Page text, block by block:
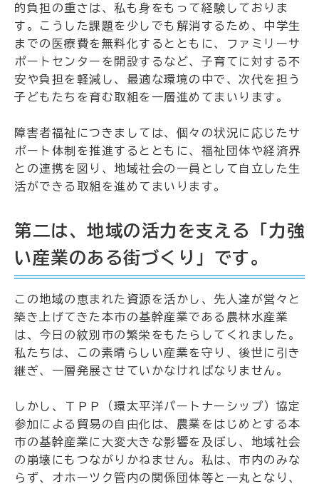
的負担の重さは、私も身をもって経験しておりま
す。こうした課題を少しでも解消するため、中学生
までの医療費を無料化するとともに、ファミリーサ
ポートセンターを開設するなど、子育てに対する不
安や負担を軽減し、最適な環境の中で、次代を担う
子どもたちを育む取組を一層進めてまいります。
障害者福祉につきましては、個々の状況に応じたサ
ポート体制を推進するとともに、福祉団体や経済界
との連携を図り、地域社会の一員として自立した生
活ができる取組を進めてまいります。
第二は、地域の活力を支える「力強
い産業のある街づくり」です。
この地域の恵まれた資源を活かし、先人達が営々と
築き上げてきた本市の基幹産業である農林水産業
は、今日の紋別市の繁栄をもたらしてくれました。
私たちは、この素晴らしい産業を守り、後世に引き
継ぎ、一層発展させていかなければなりません。
しかし、ＴＰＰ（環太平洋パートナーシップ）協定
参加による貿易の自由化は、農業をはじめとする本
市の基幹産業に大変大きな影響を及ぼし、地域社会
の崩壊にもつながりかねません。私は、市内のみな
らず、オホーツク管内の関係団体等と一丸となり、